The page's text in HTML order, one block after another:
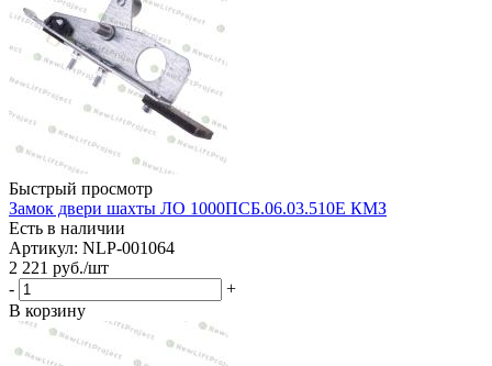
Быстрый просмотр
Замок двери шахты ЛО 1000ПСБ.06.03.510Е КМЗ
Есть в наличии
Артикул: NLP-001064
2 221 руб./шт
-
+
В корзину